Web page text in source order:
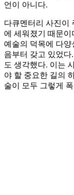
언이 아니다.
다큐멘터리 사진이
에 세워졌기 때문
예술의 덕목에 다
음부터 갖고 있었
도 생각했다. 이는
야 할 중요한 길의
술이 모두 그렇게